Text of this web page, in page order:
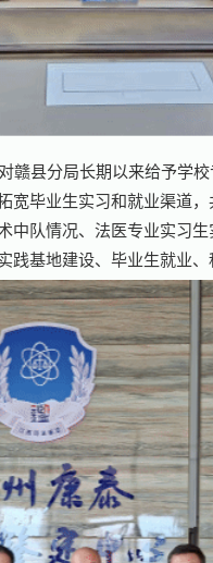
赣县分局长期以来给予学
毕业生实习和就业渠道
队情况、法医专业实习
基地建设、毕业生就业、